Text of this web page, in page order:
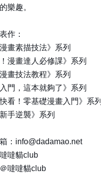
樂趣。
：
素描技法》系列
畫達人必修課》系列
技法教程》系列
，這本就夠了》系列
！零基礎漫畫入門》系列
逆襲》系列
info@dadamao.net
貓club
噠貓club